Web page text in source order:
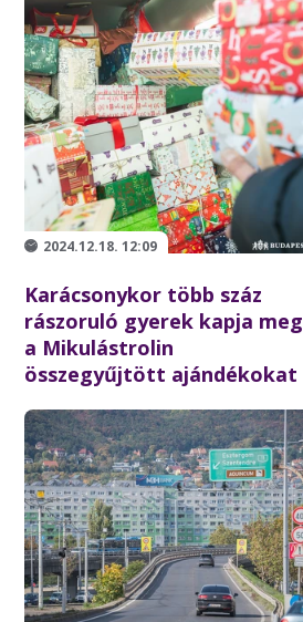
2024.12.18. 12:09
Karácsonykor több száz
rászoruló gyerek kapja meg
a Mikulástrolin
összegyűjtött ajándékokat